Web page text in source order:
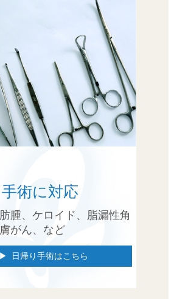
術に対応
腫、ケロイド、脂漏性角
がん、など
日帰り手術はこちら